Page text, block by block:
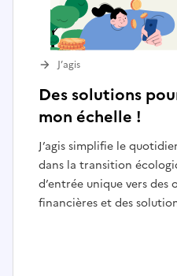
Des solutions
mon échelle !
J’agis simplifie le
dans la transition
d’entrée unique vers des
financières et des
J’agis